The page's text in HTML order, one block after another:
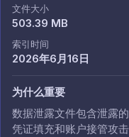
文件大小
503.39 MB
索引时间
2026年6月16日
为什么重要
数据泄露文件包含泄露
凭证填充和账户接管攻